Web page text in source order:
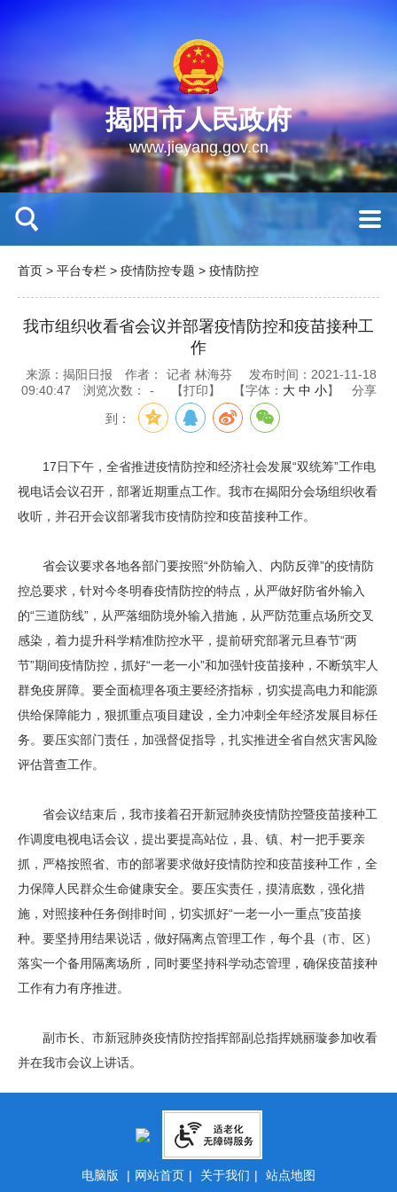
揭阳市人民政府
www.jieyang.gov.cn
首页 > 平台专栏 > 疫情防控专题 > 疫情防控
我市组织收看省会议并部署疫情防控和疫苗接种工
作
来源：揭阳日报 作者： 记者 林海芬
发布时间：2021-11-18
09:40:47
浏览次数： - 【打印】 【字体： 大 中 小】 分享
到：
17日下午，全省推进疫情防控和经济社会发展“双统筹”工作电
视电话会议召开，部署近期重点工作。我市在揭阳分会场组织收看
收听，并召开会议部署我市疫情防控和疫苗接种工作。
省会议要求各地各部门要按照“外防输入、内防反弹”的疫情防
控总要求，针对今冬明春疫情防控的特点，从严做好防省外输入
的“三道防线”，从严落细防境外输入措施，从严防范重点场所交叉
感染，着力提升科学精准防控水平，提前研究部署元旦春节“两
节”期间疫情防控，抓好“一老一小”和加强针疫苗接种，不断筑牢人
群免疫屏障。要全面梳理各项主要经济指标，切实提高电力和能源
供给保障能力，狠抓重点项目建设，全力冲刺全年经济发展目标任
务。要压实部门责任，加强督促指导，扎实推进全省自然灾害风险
评估普查工作。
省会议结束后，我市接着召开新冠肺炎疫情防控暨疫苗接种工
作调度电视电话会议，提出要提高站位，县、镇、村一把手要亲
抓，严格按照省、市的部署要求做好疫情防控和疫苗接种工作，全
力保障人民群众生命健康安全。要压实责任，摸清底数，强化措
施，对照接种任务倒排时间，切实抓好“一老一小一重点”疫苗接
种。要坚持用结果说话，做好隔离点管理工作，每个县（市、区）
落实一个备用隔离场所，同时要坚持科学动态管理，确保疫苗接种
工作有力有序推进。
副市长、市新冠肺炎疫情防控指挥部副总指挥姚丽璇参加收看
并在我市会议上讲话。
电脑版 | 网站首页 | 关于我们 | 站点地图